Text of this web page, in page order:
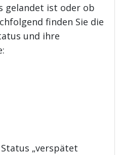
gelandet ist oder ob
finden Sie die
und ihre
„verspätet